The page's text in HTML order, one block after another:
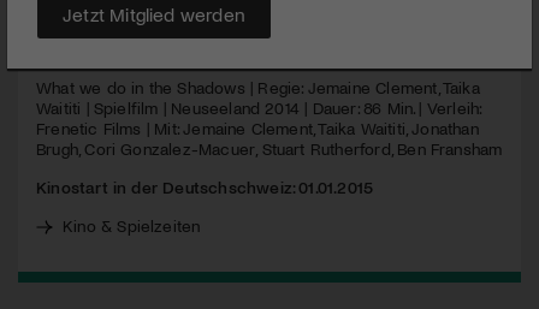
MEHR
What we do in the Shadows | Regie: Jemaine Clement, Taika
Waititi | Spielfilm | Neuseeland 2014 | Dauer: 86 Min. | Verleih:
Frenetic Films | Mit: Jemaine Clement, Taika Waititi, Jonathan
Brugh, Cori Gonzalez-Macuer, Stuart Rutherford, Ben Fransham
Kinostart in der Deutschschweiz: 01.01.2015
Kino & Spielzeiten
Jetzt Mitglied werden